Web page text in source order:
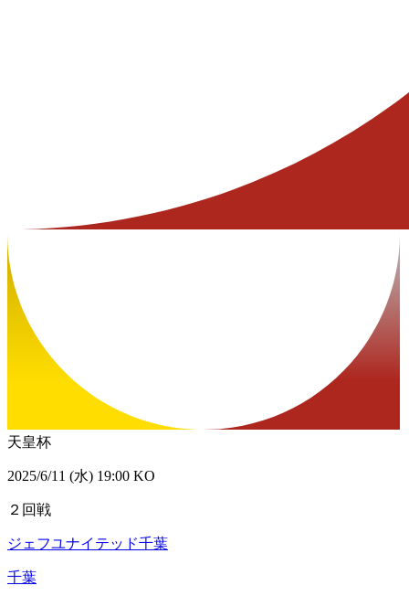
天皇杯
2025/6/11 (水) 19:00 KO
２回戦
ジェフユナイテッド千葉
千葉